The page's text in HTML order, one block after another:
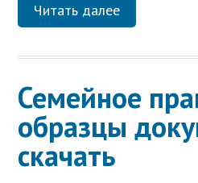
Читать далее
Семейное
образцы
скачать